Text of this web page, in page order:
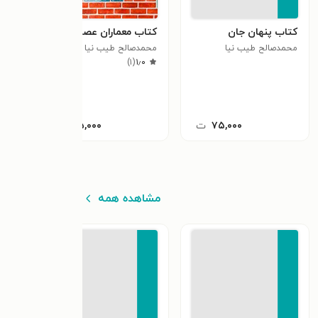
کتاب پنهان جان
محمدصالح طیب نیا
۷۵,۰۰۰ ت
کتاب معماران عصر جدید
محمدصالح طیب نیا
۱٫۰(۱)
۷۵,۰۰۰
مشاهده همه